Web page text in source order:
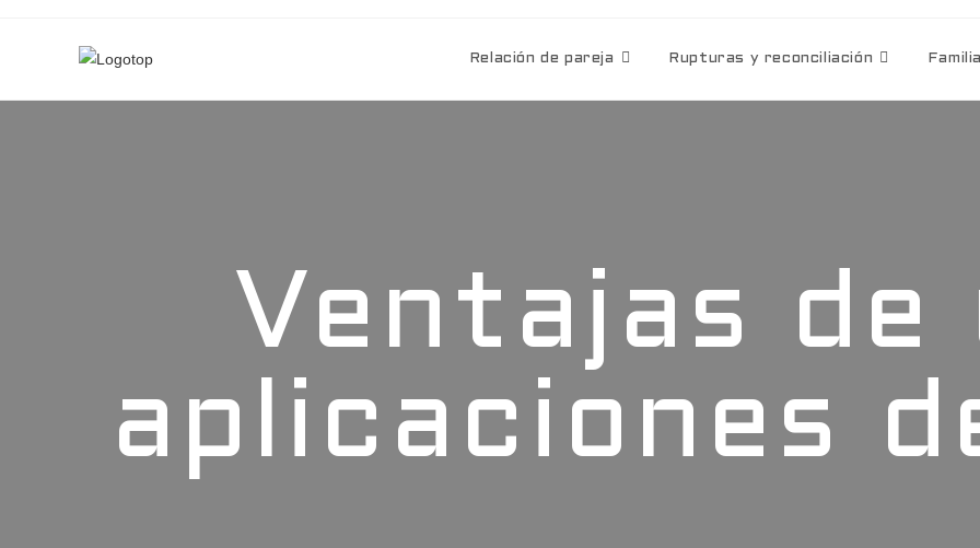
Relación de pareja Rupturas y reconciliación
Ventajas de
aplicaciones